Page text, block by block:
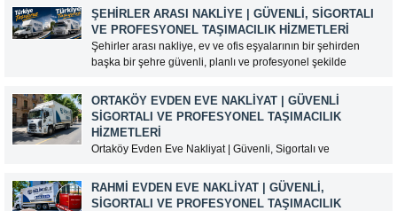
çalışmak, eşyalarınızın güvenli ve zamanında yeni adresine
ulaştırılması açısından...
ŞEHIRLER ARASI NAKLIYE | GÜVENLI, SIGORTALI
VE PROFESYONEL TAŞIMACILIK HIZMETLERI
Şehirler arası nakliye, ev ve ofis eşyalarının bir şehirden
başka bir şehre güvenli, planlı ve profesyonel şekilde
mesafeli taşınmalarda doğru nakliyat firmasını seçmek,
eşyaların hasarsız teslim edilmesi ve taşınma sürecinin
sorunsuz tamamlanması açısından...
ORTAKÖY EVDEN EVE NAKLIYAT | GÜVENLI
SIGORTALI VE PROFESYONEL TAŞIMACILIK
HIZMETLERI
Ortaköy Evden Eve Nakliyat | Güvenli, Sigortalı ve
semtlerinden biri olan Ortaköy, tarihi dokusu, Boğaz
manzarası ve merkezi konumuyla yoğun taşınma
RAHMI EVDEN EVE NAKLIYAT | GÜVENLI,
SIGORTALI VE PROFESYONEL TAŞIMACILIK
Müşteri Temsilcisi Fiyat Teklif